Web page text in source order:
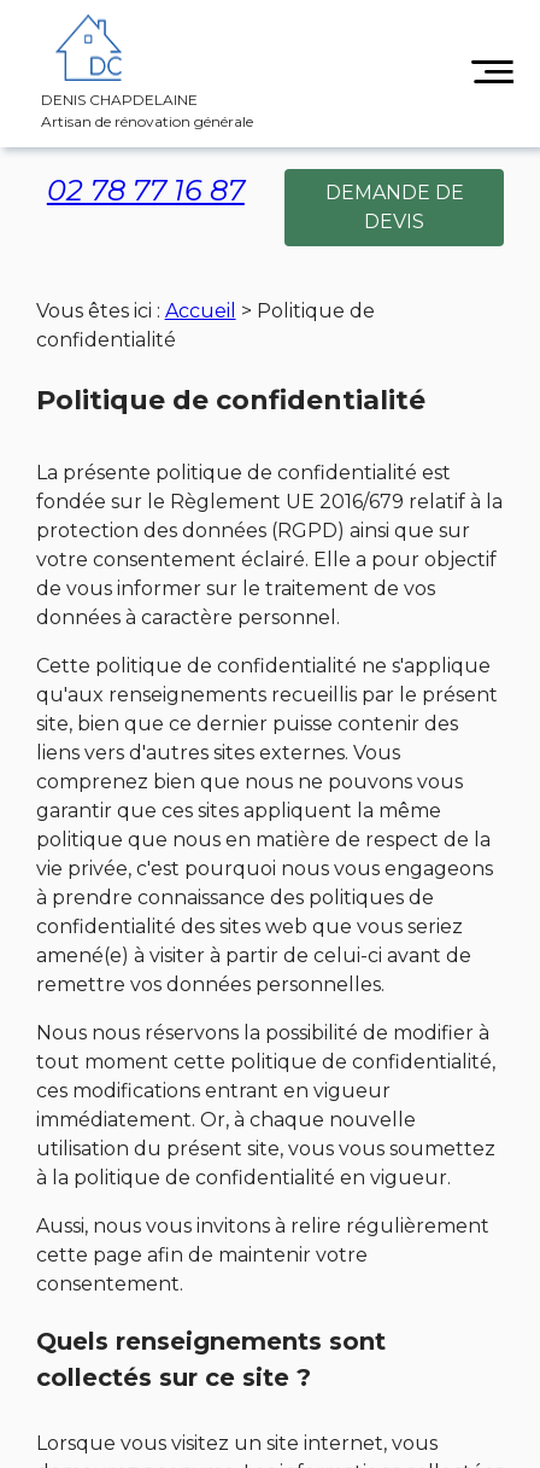
DENIS CHAPDELAINE
Artisan de rénovation générale
02 78 77 16 87
DEMANDE DE
DEVIS
Vous êtes ici : Accueil > Politique de
confidentialité
Politique de confidentialité
La présente politique de confidentialité est
fondée sur le Règlement UE 2016/679 relatif à la
protection des données (RGPD) ainsi que sur
votre consentement éclairé. Elle a pour objectif
de vous informer sur le traitement de vos
données à caractère personnel.
Cette politique de confidentialité ne s'applique
qu'aux renseignements recueillis par le présent
site, bien que ce dernier puisse contenir des
liens vers d'autres sites externes. Vous
comprenez bien que nous ne pouvons vous
garantir que ces sites appliquent la même
politique que nous en matière de respect de la
vie privée, c'est pourquoi nous vous engageons
à prendre connaissance des politiques de
confidentialité des sites web que vous seriez
amené(e) à visiter à partir de celui-ci avant de
remettre vos données personnelles.
Nous nous réservons la possibilité de modifier à
tout moment cette politique de confidentialité,
ces modifications entrant en vigueur
immédiatement. Or, à chaque nouvelle
utilisation du présent site, vous vous soumettez
à la politique de confidentialité en vigueur.
Aussi, nous vous invitons à relire régulièrement
cette page afin de maintenir votre
consentement.
Quels renseignements sont
collectés sur ce site ?
Lorsque vous visitez un site internet, vous
Panneau de gestion des cookies